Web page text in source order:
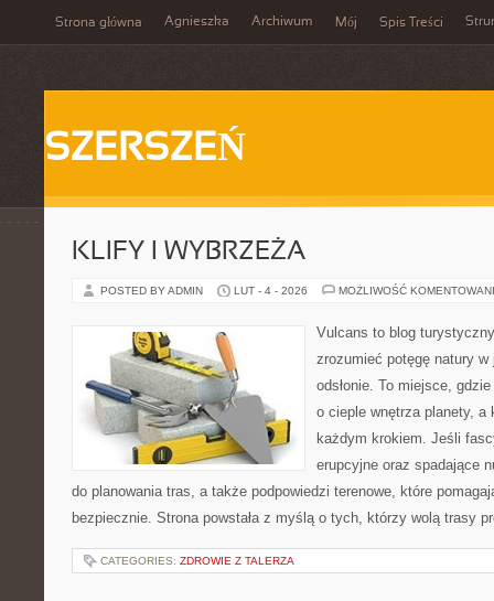
Strona główna Agnieszka Archiwum Mój Spis Treści
SZERSZEŃ
KLIFY I WYBRZEŻA
POSTED BY ADMIN LUT - 4 - 2026 MOŻLIWOŚĆ
Vulcans to blog
zrozumieć potęgę natury w
odsłonie. To miejsce,
o cieple wnętrza planety, a
każdym krokiem. Jeśli
erupcyjne oraz spadające
do planowania tras, a także podpowiedzi terenowe, które
bezpiecznie. Strona powstała z myślą o tych, którzy wolą trasy
CATEGORIES: ZDROWIE Z TALERZA